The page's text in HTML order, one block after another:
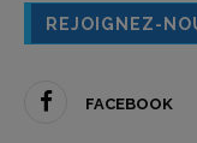
REJOIGNEZ-
FACEBOOK